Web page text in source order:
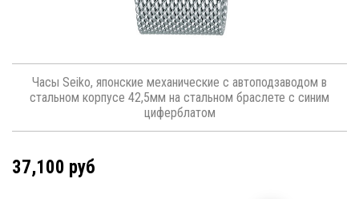
Часы Seiko, японские механические с автоподзаводом в
стальном корпусе 42,5мм на стальном браслете с синим
циферблатом
37,100 руб